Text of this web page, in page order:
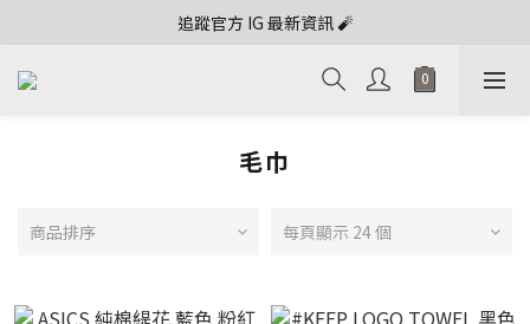
追蹤官方 IG 最新資訊 🧨
毛巾
商品排序 每頁顯示 24 個